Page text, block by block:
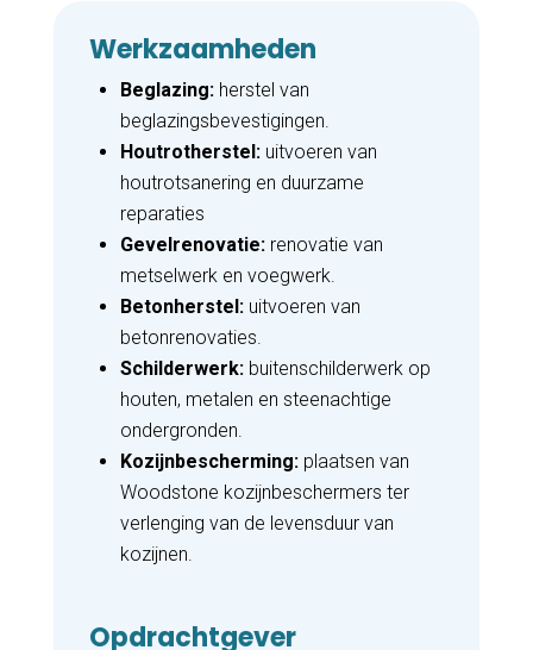
Werkzaamheden
Beglazing: herstel van
beglazingsbevestigingen.
Houtrotherstel:uitvoeren van
houtrotsanering en duurzame
reparaties
Gevelrenovatie:renovatie van
metselwerk en voegwerk.
Betonherstel:uitvoeren van
betonrenovaties.
Schilderwerk:buitenschilderwerk op
houten, metalen en steenachtige
ondergronden.
Kozijnbescherming: plaatsen van
Woodstone kozijnbeschermers ter
verlenging van de levensduur van
kozijnen.
Opdrachtgever